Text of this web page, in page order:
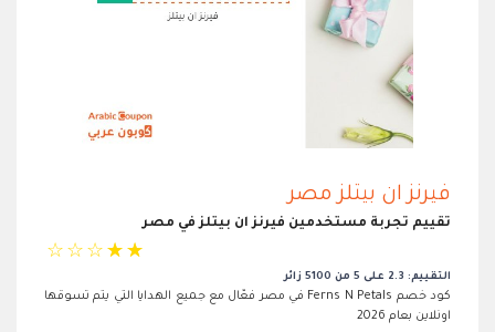
فيرنز ان بيتلز مصر
تقييم تجربة مستخدمين فيرنز ان بيتلز في مصر
☆ ☆ ☆ ☆ ☆
التقييم: 2.3 على 5 من 5100 زائر
كود خصم Ferns N Petals في مصر فعّال مع جميع الهدايا التي يتم تسوقها
اونلاين بعام 2026